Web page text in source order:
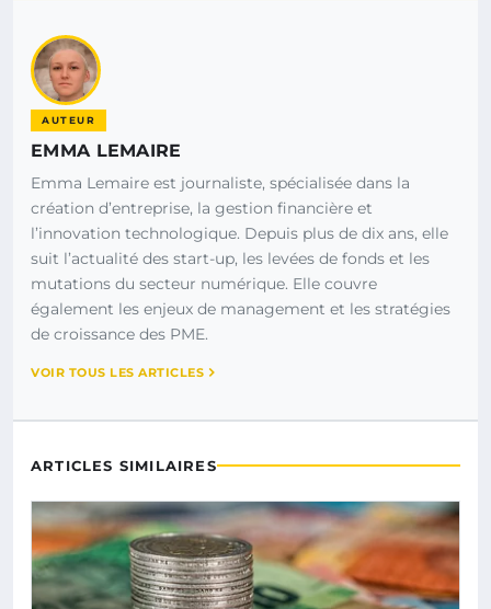
AUTEUR
EMMA LEMAIRE
Emma Lemaire est journaliste, spécialisée dans la
création d’entreprise, la gestion financière et
l’innovation technologique. Depuis plus de dix ans, elle
suit l’actualité des start-up, les levées de fonds et les
mutations du secteur numérique. Elle couvre
également les enjeux de management et les stratégies
de croissance des PME.
VOIR TOUS LES ARTICLES
ARTICLES SIMILAIRES